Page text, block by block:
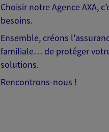
Choisir notre Agence AXA,
besoins.
Ensemble, créons
familiale… de protéger
solutions.
Rencontrons-nous !